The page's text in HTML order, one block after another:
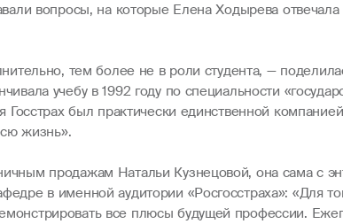
вопросы, на которые Елена Ходырева
тем более не в роли студента, —
учебу в 1992 году по специальности
был практически единственной
жизнь».
продажам Натальи Кузнецовой, она сама с
в именной аудитории «Росгосстраха»: «Для
все плюсы будущей профессии.